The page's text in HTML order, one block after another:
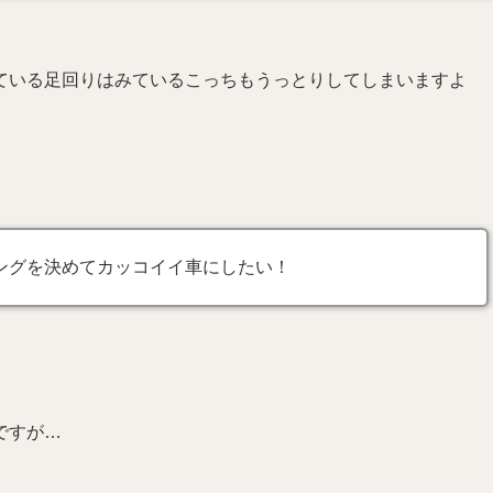
る足回りはみているこっちもうっとりしてしまいますよ
を決めてカッコイイ車にしたい！
すが…